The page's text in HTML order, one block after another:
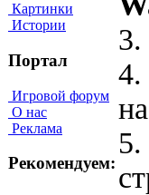
Картинки
Истории
Портал
Игровой форум
О нас
Реклама
Рекомендуем:
3.
4.